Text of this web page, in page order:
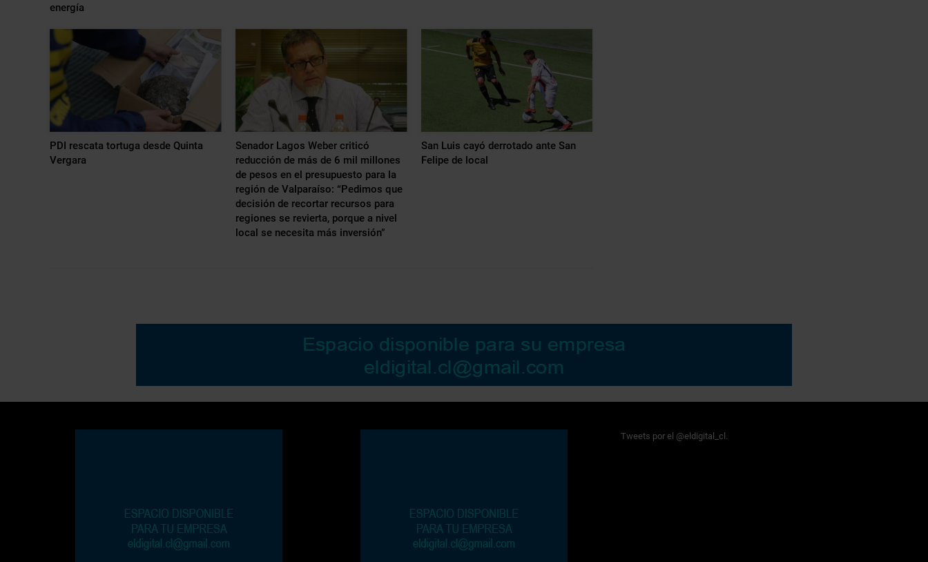
energía
PDI rescata tortuga desde Quinta
Vergara
Senador Lagos Weber criticó
reducción de más de 6 mil millones
de pesos en el presupuesto para la
región de Valparaíso: “Pedimos que
decisión de recortar recursos para
regiones se revierta, porque a nivel
local se necesita más inversión”
San Luis cayó derrotado ante San
Felipe de local
Tweets por el @eldigital_cl.